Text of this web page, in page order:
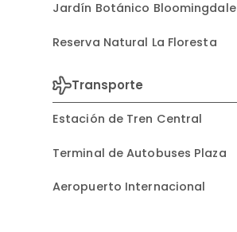
Jardín Botánico Bloomingdale
Reserva Natural La Floresta
Transporte
Estación de Tren Central
Terminal de Autobuses Plaza
Aeropuerto Internacional